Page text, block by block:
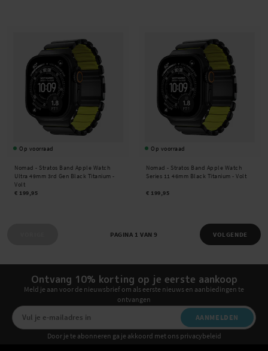
Op voorraad
Nomad - Stratos Band Apple Watch
Ultra 49mm 3rd Gen Black Titanium -
Volt
€ 199,95
Op voorraad
Nomad - Stratos Band Apple Watch
Series 11 46mm Black Titanium - Volt
€ 199,95
PAGINA 1 VAN 9 VOLGENDE
Ontvang 10% korting op je eerste aankoop
Meld je aan voor de nieuwsbrief om als eerste nieuws en aanbiedingen te
ontvangen
AANMELDEN
Door je te abonneren ga je akkoord met ons privacybeleid